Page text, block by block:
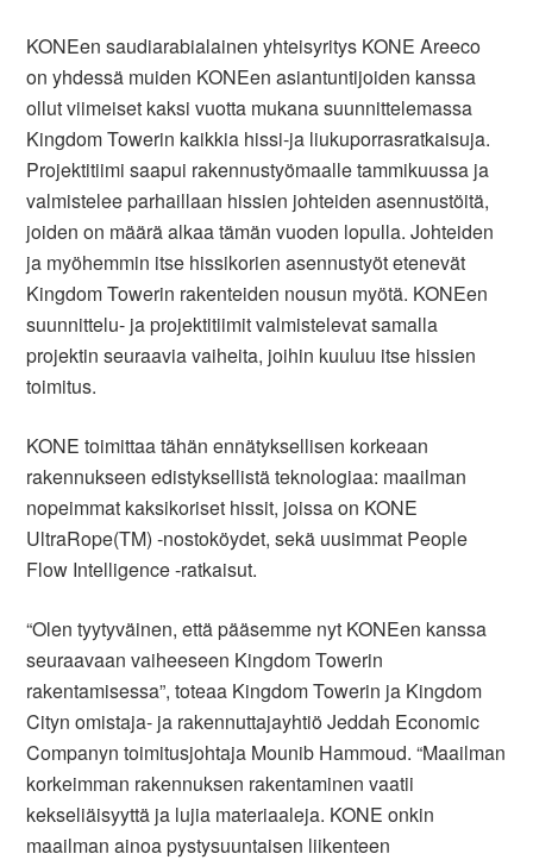
KONEen saudiarabialainen yhteisyritys KONE Areeco
on yhdessä muiden KONEen asiantuntijoiden kanssa
ollut viimeiset kaksi vuotta mukana suunnittelemassa
Kingdom Towerin kaikkia hissi-ja liukuporrasratkaisuja.
Projektitiimi saapui rakennustyömaalle tammikuussa ja
valmistelee parhaillaan hissien johteiden asennustöitä,
joiden on määrä alkaa tämän vuoden lopulla. Johteiden
ja myöhemmin itse hissikorien asennustyöt etenevät
Kingdom Towerin rakenteiden nousun myötä. KONEen
suunnittelu- ja projektitiimit valmistelevat samalla
projektin seuraavia vaiheita, joihin kuuluu itse hissien
toimitus.
KONE toimittaa tähän ennätyksellisen korkeaan
rakennukseen edistyksellistä teknologiaa: maailman
nopeimmat kaksikoriset hissit, joissa on KONE
UltraRope(TM) -nostoköydet, sekä uusimmat People
Flow Intelligence -ratkaisut.
“Olen tyytyväinen, että pääsemme nyt KONEen kanssa
seuraavaan vaiheeseen Kingdom Towerin
rakentamisessa”, toteaa Kingdom Towerin ja Kingdom
Cityn omistaja- ja rakennuttajayhtiö Jeddah Economic
Companyn toimitusjohtaja Mounib Hammoud. “Maailman
korkeimman rakennuksen rakentaminen vaatii
kekseliäisyyttä ja lujia materiaaleja. KONE onkin
maailman ainoa pystysuuntaisen liikenteen